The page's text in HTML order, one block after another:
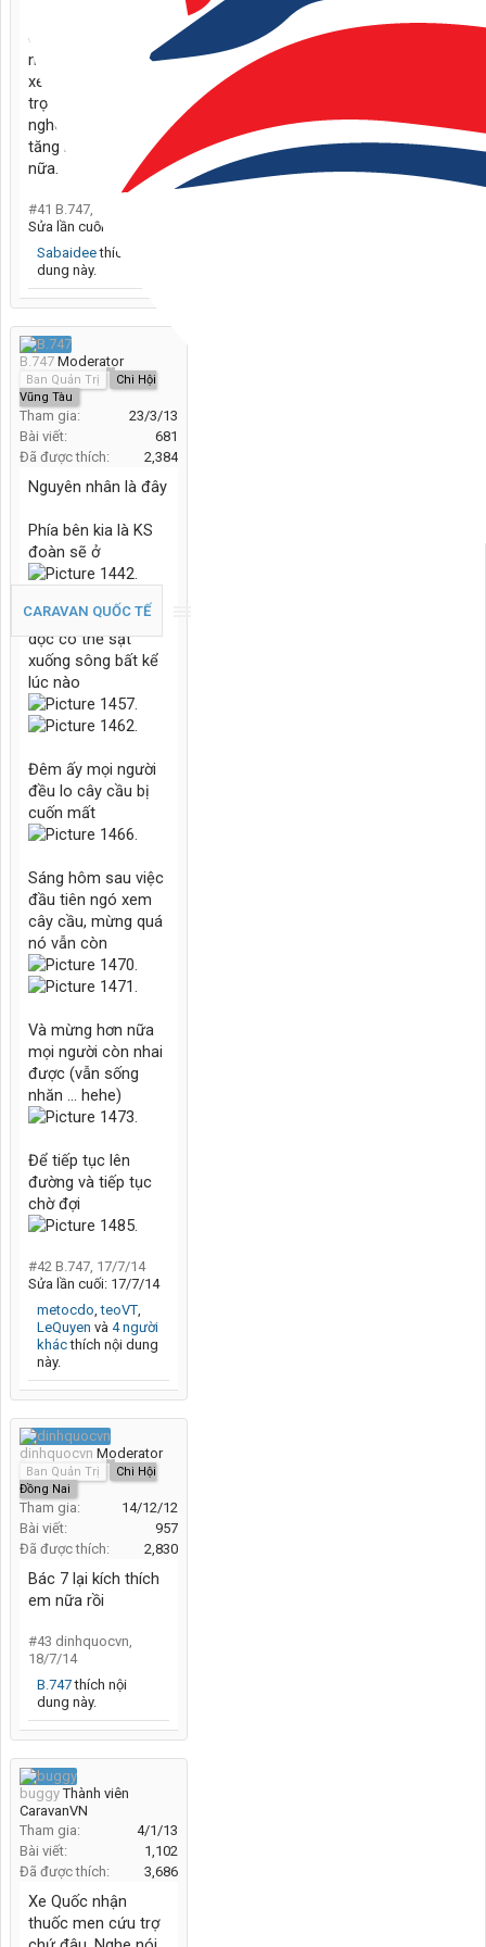
CARAVAN QUỐC TẾ
em vẫn nghi ngờ
nhau vì không biết
xe nào nhận cứu
trợ thuốc men, mà
nghe đâu có cả
tăng lực, kích ... bò
nữa.
#41 B.747,
Sửa lần cuối:
Sabaideethích nội
dung này.
B.747 Moderator
Ban Quản Trị
Chi Hội
Vũng Tàu
Tham gia:
23/3/13
Bài viết:
681
Đã được thích:
2,384
Nguyên nhân là đây
Phía bên kia là KS
đoàn sẽ ở
Sân KS bị vết nứt
dọc có thể sạt
xuống sông bất kể
lúc nào
Đêm ấy mọi người
đều lo cây cầu bị
cuốn mất
Sáng hôm sau việc
đầu tiên ngó xem
cây cầu, mừng quá
nó vẫn còn
Và mừng hơn nữa
mọi người còn nhai
được (vẫn sống
nhăn ... hehe)
Để tiếp tục lên
đường và tiếp tục
chờ đợi
#42 B.747, 17/7/14
Sửa lần cuối: 17/7/14
metocdo,teoVT,
LeQuyen và 4 người
khácthích nội dung
này.
dinhquocvn Moderator
Ban Quản Trị
Chi Hội
Đồng Nai
Tham gia:
14/12/12
Bài viết:
957
Đã được thích:
2,830
Bác 7 lại kích thích
em nữa rồi
#43 dinhquocvn,
18/7/14
B.747thích nội
dung này.
buggy Thành viên
CaravanVN
Tham gia:
4/1/13
Bài viết:
1,102
Đã được thích:
3,686
Xe Quốc nhận
thuốc men cứu trợ